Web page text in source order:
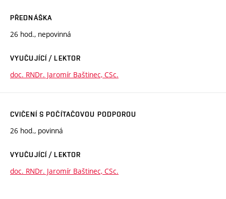
PŘEDNÁŠKA
26 hod., nepovinná
VYUČUJÍCÍ / LEKTOR
doc. RNDr. Jaromír Baštinec, CSc.
CVIČENÍ S POČÍTAČOVOU PODPOROU
26 hod., povinná
VYUČUJÍCÍ / LEKTOR
doc. RNDr. Jaromír Baštinec, CSc.